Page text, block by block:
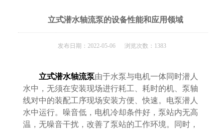
立式潜水轴流泵的设备性能和应用领域
发布日期：2022-05-06 浏览次数：1383
立式潜水轴流泵由于水泵与电机一体同时潜人
水中，无须在安装现场进行耗工、耗时的机、泵轴
线对中的装配工序现场安装方便、快速。电泵潜人
水中运行。噪音低，电机冷却条件好，泵站内无高
温，无噪音干扰，改善了泵站的工作环境。同时，